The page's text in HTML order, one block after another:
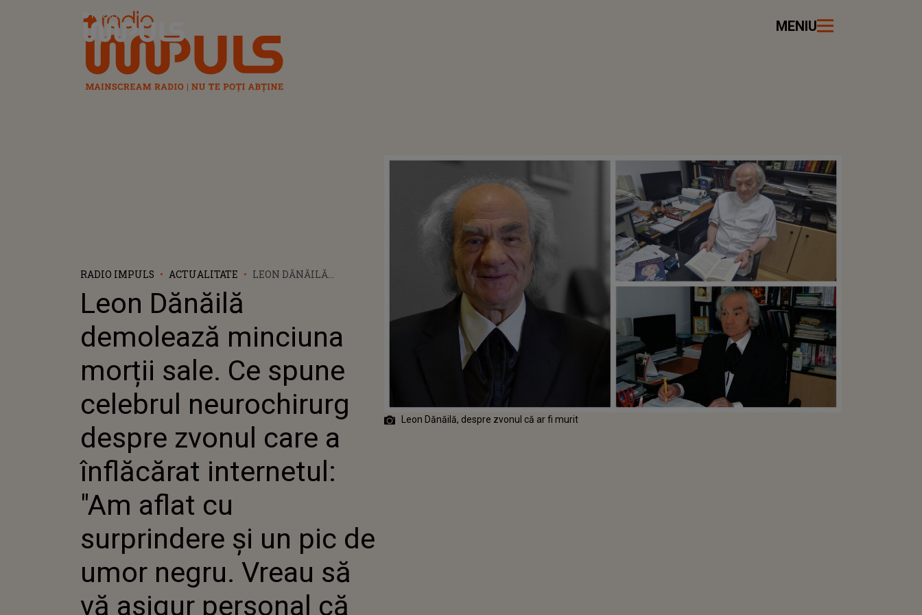
Radio Impuls MENIU
RADIO IMPULS ACTUALITATE
LEON DĂNĂILĂ
NEUROCHIRURG DESPRE
ZVONUL CARE A
INTERNETUL: "AM AFLAT
CU SURPRINDERE ȘI UN
PIC DE UMOR NEGRU.
VREAU SĂ VĂ ASIGUR
PERSONAL CĂ SUNT BINE,
SĂNĂTOS ȘI VIU"
Leon Dănăilă
demolează minciuna
morții sale. Ce spune
celebrul neurochirurg
despre zvonul care a
înflăcărat internetul:
"Am aflat cu
surprindere și un pic de
umor negru. Vreau să
vă asigur personal că
Leon Dănăilă, despre zvonul că ar fi murit